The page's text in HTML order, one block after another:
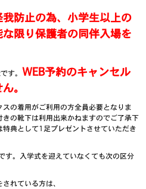
我防止の為、小学生以上の
限り保護者の同伴入場を
す。 WEB予約のキャンセル
。
の着用がご利用の方全員必要となりま
の靴下は利用出来かねますのでご了承下
典として1足プレゼントさせていただき
す。入学式を迎えていなくても次の区分
れている方は、